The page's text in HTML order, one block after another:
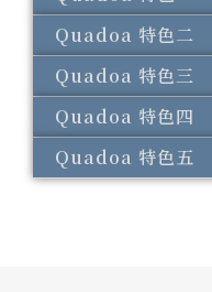
Quadoa 特色二
Quadoa 特色三
Quadoa 特色四
Quadoa 特色五